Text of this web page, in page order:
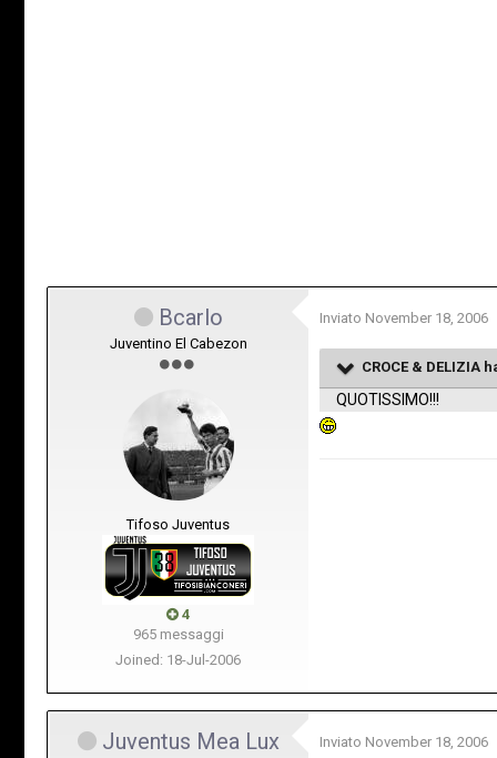
Bcarlo
Juventino El Cabezon
Tifoso Juventus
4
965 messaggi
Joined: 18-Jul-2006
Inviato November 18, 2006
CROCE & DELIZIA
QUOTISSIMO!!!
Juventus Mea Lux Inviato November 18, 2006